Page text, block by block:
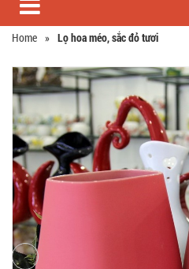
Home » Lọ hoa méo, sắc đỏ tươi